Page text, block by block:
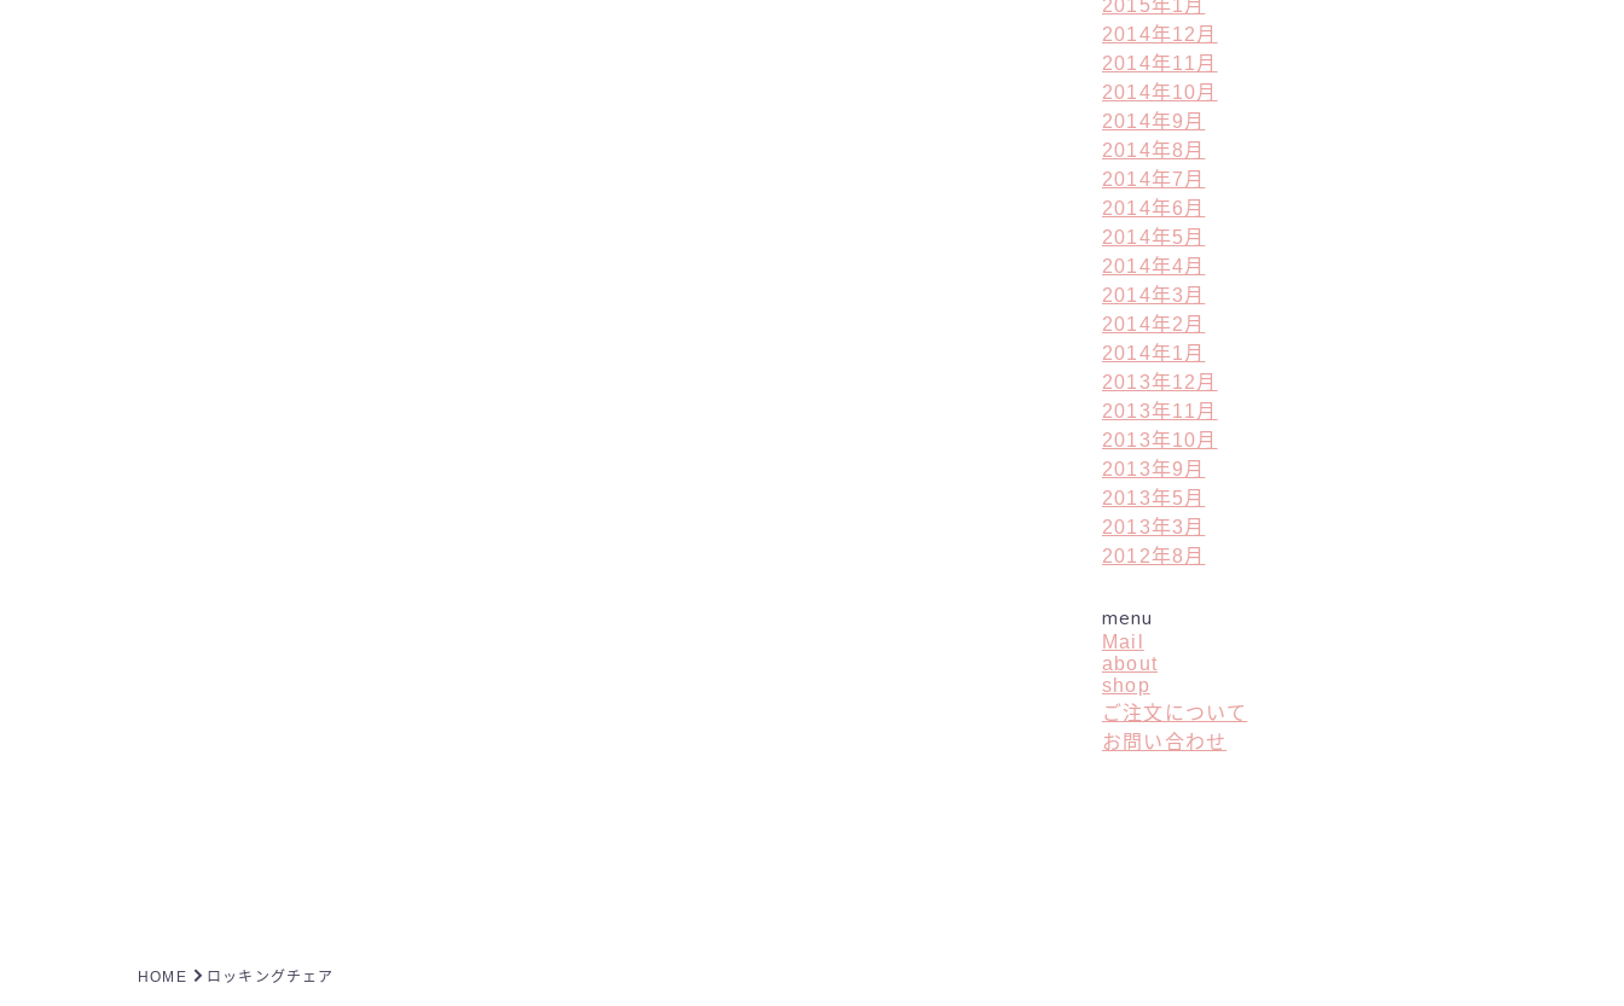
2015年1月
2014年12月
2014年11月
2014年10月
2014年9月
2014年8月
2014年7月
2014年6月
2014年5月
2014年4月
2014年3月
2014年2月
2014年1月
2013年12月
2013年11月
2013年10月
2013年9月
2013年5月
2013年3月
2012年8月
menu
Mail
about
shop
ご注文について
お問い合わせ
HOME ロッキングチェア